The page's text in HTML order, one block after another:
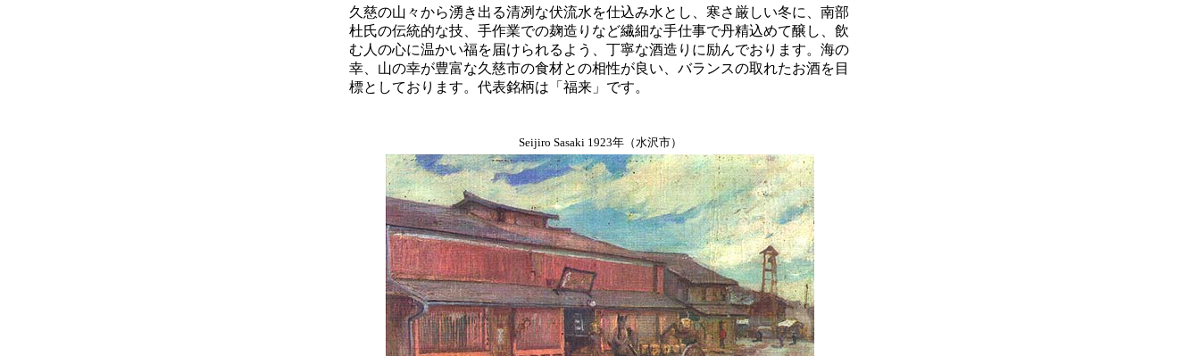
久慈の山々から湧き出る清冽な伏流水を仕込み水とし、寒さ厳しい冬に、南部
杜氏の伝統的な技、手作業での麹造りなど繊細な手仕事で丹精込めて醸し、飲
む人の心に温かい福を届けられるよう、丁寧な酒造りに励んでおります。海の
幸、山の幸が豊富な久慈市の食材との相性が良い、バランスの取れたお酒を目
標としております。代表銘柄は「福来」です。
Seijiro Sasaki 1923年（水沢市）